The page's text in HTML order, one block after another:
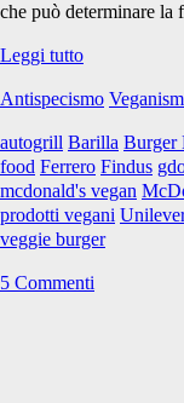
che può determinare la
Leggi tuttoMcDonald’s:
mai
vegano?
Antispecismo
autogrill Barilla Burger
food Ferrero Findus
mcdonald's vegan
prodotti vegani
veggie burger
5 Commenti